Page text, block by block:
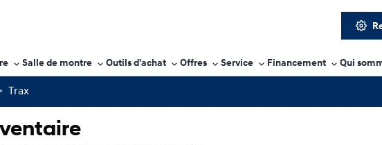
Salle de montre Outils d'achat Offres Service Financement Qui
Trax